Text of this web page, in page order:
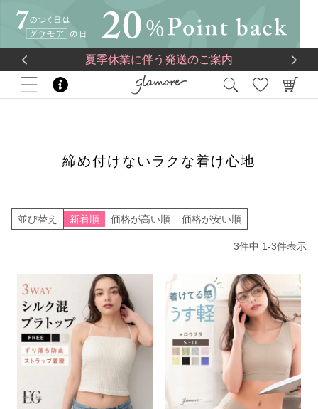
夏季休業に伴う発送のご案内
HOME 特集 締め付けないラクな着け心地
締め付けないラクな着け心地
並び替え 新着順 価格が高い順 価格が安い順
3件中 1-3件表示